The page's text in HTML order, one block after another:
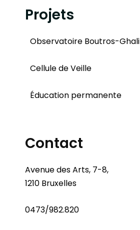
Projets
Observatoire Boutros-Ghali
Cellule de Veille
Éducation permanente
Contact
Avenue des Arts, 7-8,
1210 Bruxelles
0473/982.820